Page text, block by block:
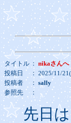
タイトル ： nikaさんへ
投稿日
： 2025/11/
投稿者
： sally
参照先
：
先日